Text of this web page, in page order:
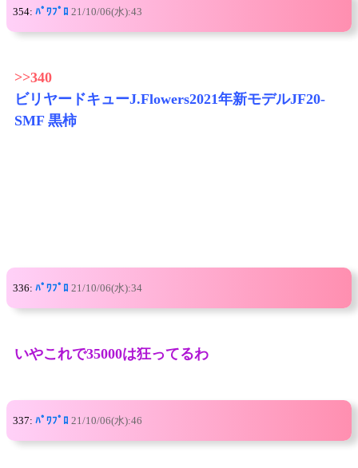
354: ﾊﾟﾜﾌﾟﾛ 21/10/06(水):43
>>340
ビリヤードキューJ.Flowers2021年新モデルJF20-
SMF 黒柿
336: ﾊﾟﾜﾌﾟﾛ 21/10/06(水):34
いやこれで35000は狂ってるわ
337: ﾊﾟﾜﾌﾟﾛ 21/10/06(水):46